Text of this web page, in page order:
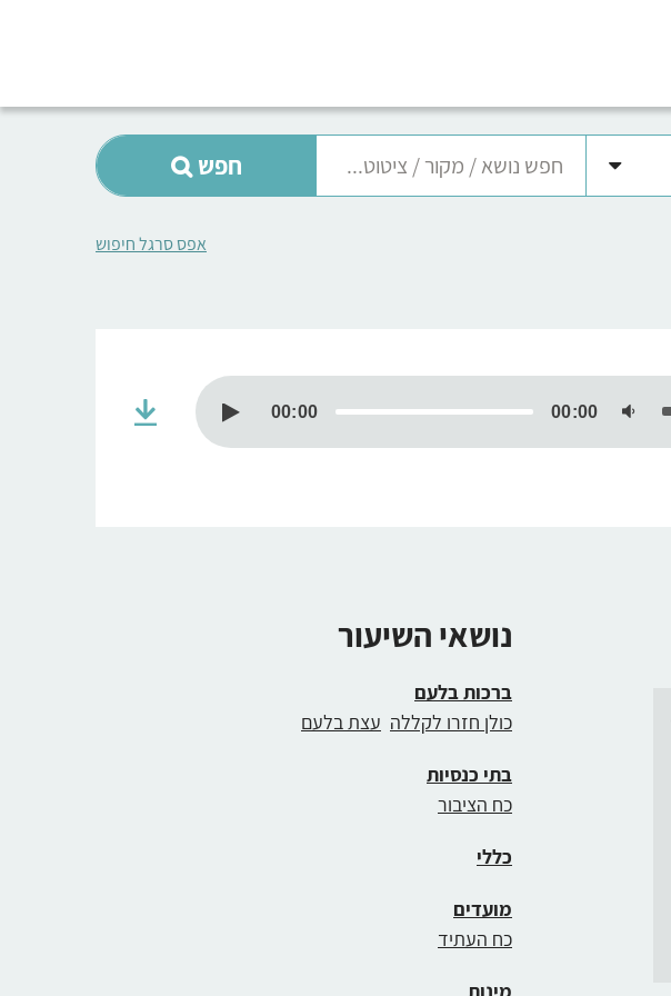
חפש
אפס סרגל חיפוש
00:00 00:00
השתמש
במקש
נושאי השיעור
ברכות בלעם
כולן חזרו לקללה עצת בלעם
בתי כנסיות
כח הציבור
כללי
מועדים
כח העתיד